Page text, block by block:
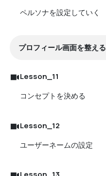
ペルソナを設定していく
プロフィール画面を整える
Lesson_11
コンセプトを決める
Lesson_12
ユーザーネームの設定